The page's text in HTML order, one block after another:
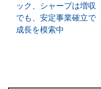
ック、シャープは増収
でも、安定事業確立で
成長を模索中